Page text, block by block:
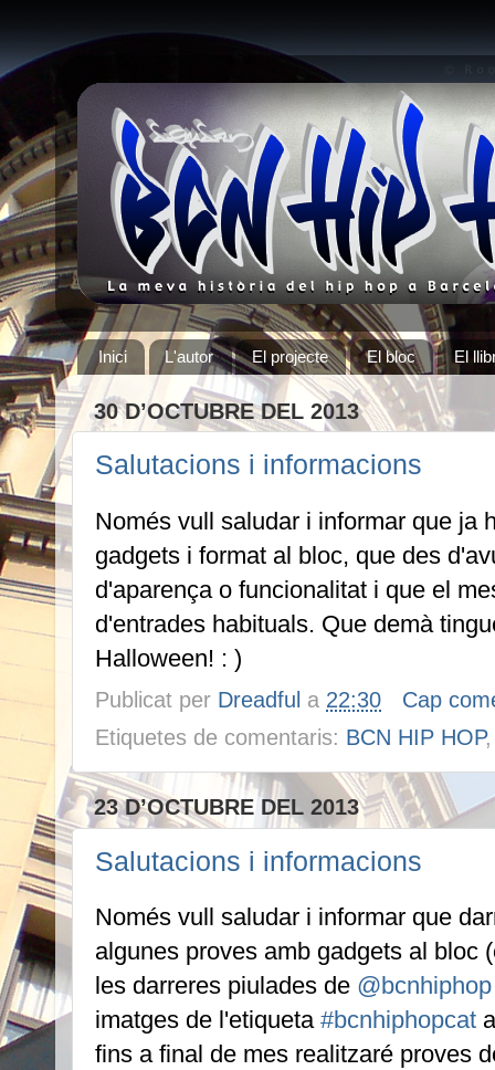
Inici L'autor El projecte El bloc El
30 D’OCTUBRE DEL 2013
Salutacions i informacions
Només vull saludar i informar que ja
gadgets i format al bloc, que des
d'aparença o funcionalitat i que el
d'entrades habituals. Que demà
Halloween! : )
Publicat per Dreadful a 22:30
Cap
Etiquetes de comentaris: BCN HIP HOP
23 D’OCTUBRE DEL 2013
Salutacions i informacions
Només vull saludar i informar que
algunes proves amb gadgets al bloc
les darreres piulades de @bcnhiphop
imatges de l'etiqueta #bcnhiphopcat
fins a final de mes realitzaré proves